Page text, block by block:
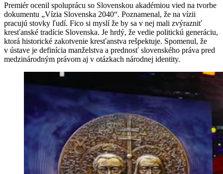
Premiér ocenil spoluprácu so Slovenskou akadémiou vied na tvorbe
dokumentu „Vízia Slovenska 2040“. Poznamenal, že na vízii
pracujú stovky ľudí. Fico si myslí že by sa v nej mali zvýrazniť
kresťanské tradície Slovenska. Je hrdý, že vedie politickú generáciu,
ktorá historické zakotvenie kresťanstva rešpektuje. Spomenul, že
v ústave je definícia manželstva a prednosť slovenského práva pred
medzinárodným právom aj v otázkach národnej identity.